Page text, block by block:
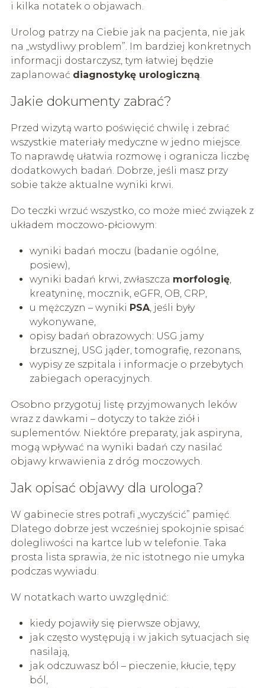
i kilka notatek o objawach.
Urolog patrzy na Ciebie jak na pacjenta, nie jak
na „wstydliwy problem”. Im bardziej konkretnych
informacji dostarczysz, tym łatwiej będzie
zaplanować diagnostykę urologiczną.
Jakie dokumenty zabrać?
Przed wizytą warto poświęcić chwilę i zebrać
wszystkie materiały medyczne w jedno miejsce.
To naprawdę ułatwia rozmowę i ogranicza liczbę
dodatkowych badań. Dobrze, jeśli masz przy
sobie także aktualne wyniki krwi.
Do teczki wrzuć wszystko, co może mieć związek z
układem moczowo-płciowym:
wyniki badań moczu (badanie ogólne,
posiew),
wyniki badań krwi, zwłaszcza morfologię,
kreatyninę, mocznik, eGFR, OB, CRP,
u mężczyzn – wyniki PSA, jeśli były
wykonywane,
opisy badań obrazowych: USG jamy
brzusznej, USG jąder, tomografię, rezonans,
wypisy ze szpitala i informacje o przebytych
zabiegach operacyjnych.
Osobno przygotuj listę przyjmowanych leków
wraz z dawkami – dotyczy to także ziół i
suplementów. Niektóre preparaty, jak aspiryna,
mogą wpływać na wyniki badań czy nasilać
objawy krwawienia z dróg moczowych.
Jak opisać objawy dla urologa?
W gabinecie stres potrafi „wyczyścić” pamięć.
Dlatego dobrze jest wcześniej spokojnie spisać
dolegliwości na kartce lub w telefonie. Taka
prosta lista sprawia, że nic istotnego nie umyka
podczas wywiadu.
W notatkach warto uwzględnić:
kiedy pojawiły się pierwsze objawy,
jak często występują i w jakich sytuacjach się
nasilają,
jak odczuwasz ból – pieczenie, kłucie, tępy
ból,